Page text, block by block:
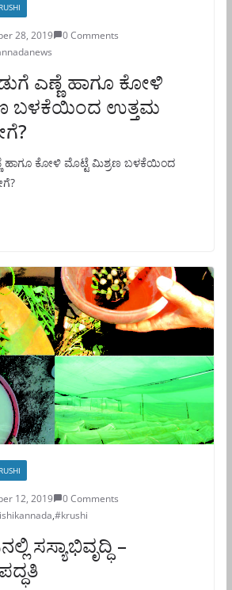
28, 2019
0 Comments
ಎಣ್ಣೆ ಹಾಗೂ ಕೋಳಿ
ಬಳಕೆಯಿಂದ ಉತ್ತಮ
ಹಾಗೂ ಕೋಳಿ ಮೊಟ್ಟೆ ಮಿಶ್ರಣ ಬಳಕೆಯಿಂದ
12, 2019
0 Comments
,#krushi
ಸಸ್ಯಾಭಿವೃದ್ಧಿ –